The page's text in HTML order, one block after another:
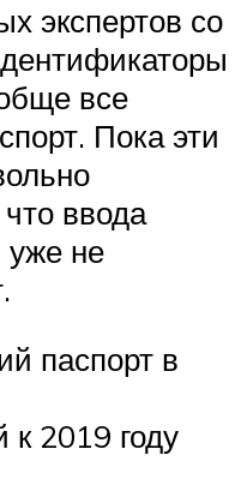
экспертов со
все
Пока эти
ввода
уже не
паспорт в
к 2019 году